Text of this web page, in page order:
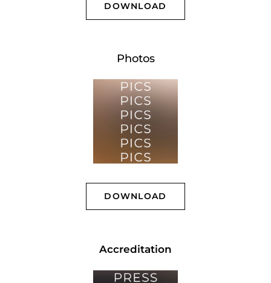
DOWNLOAD
Photos
DOWNLOAD
Accreditation